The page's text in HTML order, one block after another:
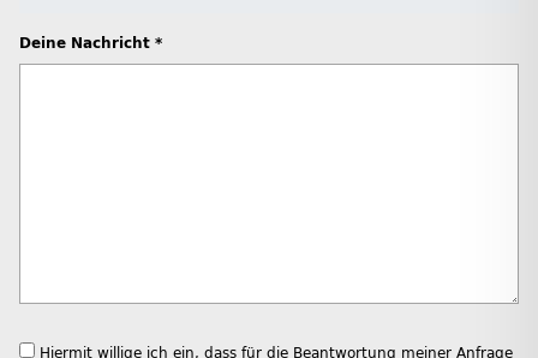
Deine Nachricht *
Hiermit willige ich ein, dass für die Beantwortung meiner Anfrage